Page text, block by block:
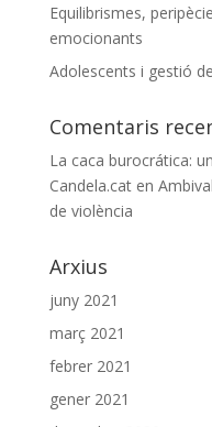
Equilibrismes,
emocionants
Adolescents i gestió
Comentaris
La caca burocrática:
Candela.caten
de violència
Arxius
juny 2021
març 2021
febrer 2021
gener 2021